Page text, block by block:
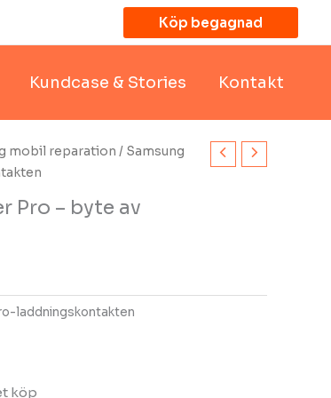
Köp begagnad
Kundcase & Stories Kontakt
mobil reparation / Samsung
Pro – byte av
laddningskontakten
köp